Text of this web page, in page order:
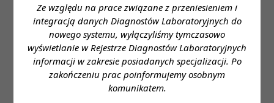
Ze względu na prace związane z przeniesieniem i
integracją danych Diagnostów Laboratoryjnych do
nowego systemu, wyłączyliśmy tymczasowo
wyświetlanie w Rejestrze Diagnostów Laboratoryjnych
informacji w zakresie posiadanych specjalizacji. Po
zakończeniu prac poinformujemy osobnym
komunikatem.
Miejsce zatrudnienia:FertiMedica Centrum
Płodności, ul. Jana Pawła Woronicza 31 lok. 8U,
Warszawa (Pracownia Seminologiczna)
Wymagane wykształcenie:Wyższe kierunkowe:
Analityka Medyczna - Diagnosta Laboratoryjny
Proponowane wynagrodzenie:Zgodnie z ustawą
Forma zatrudnienia:Umowa o pracę